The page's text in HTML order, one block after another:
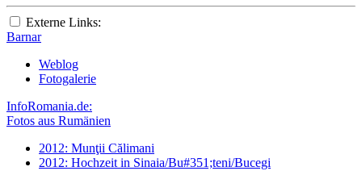
Externe Links:
Barnar
Weblog
Fotogalerie
InfoRomania.de:
Fotos aus Rumänien
2012: Munţii Călimani
2012: Hochzeit in Sinaia/Bu#351;teni/Bucegi